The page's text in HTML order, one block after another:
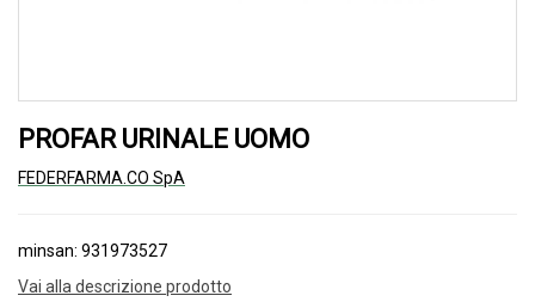
PROFAR URINALE UOMO
FEDERFARMA.CO SpA
minsan: 931973527
Vai alla descrizione prodotto